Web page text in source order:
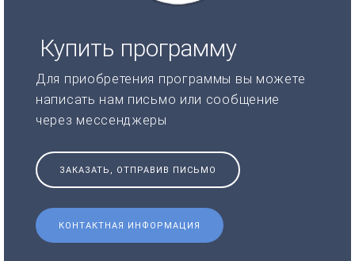
Купить программу
Для приобретения программы вы можете
написать нам письмо или сообщение
через мессенджеры
ЗАКАЗАТЬ, ОТПРАВИВ ПИСЬМО
КОНТАКТНАЯ ИНФОРМАЦИЯ